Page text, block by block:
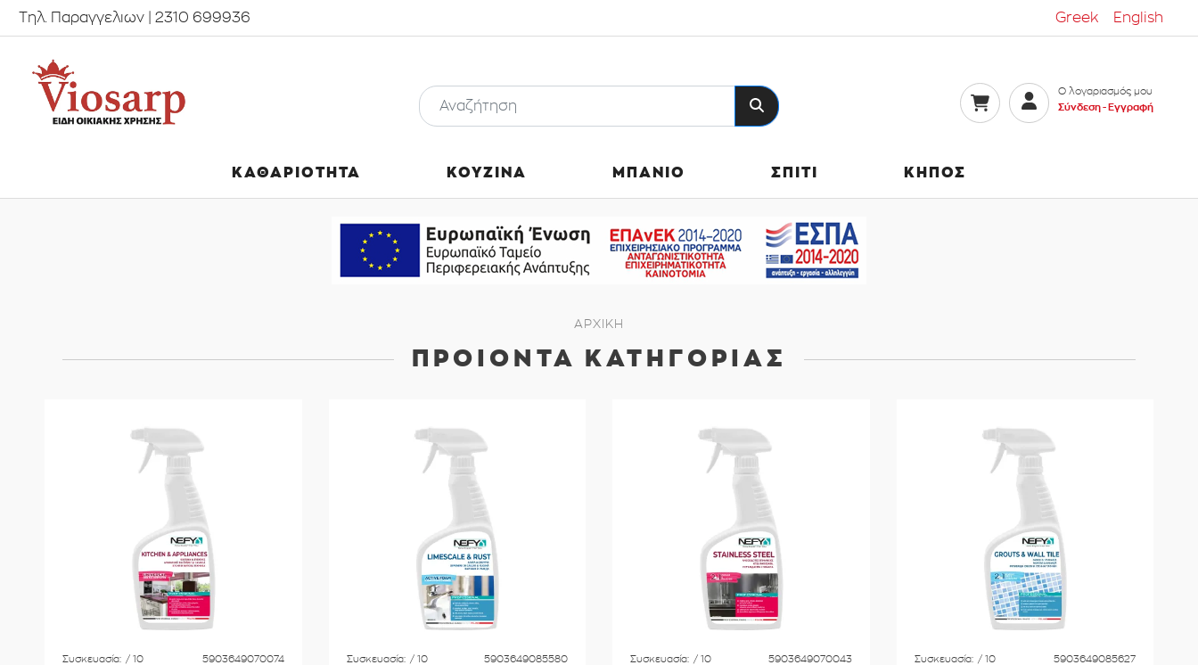
Τηλ. Παραγγελιων | 2310 699936 Greek English
Ο λογαριασμός μου
Σύνδεση - Εγγραφή
ΚΑΘΑΡΙΟΤΗΤΑ ΚΟΥΖΙΝΑ ΜΠΑΝΙΟ ΣΠΙΤΙ ΚΗΠΟΣ
ΑΡΧΙΚΗ
ΠΡΟΙΟΝΤΑ ΚΑΤΗΓΟΡΙΑΣ
Συσκευασία: / 10 5903649070074 Συσκευασία: / 10 5903649085580 Συσκευασία: / 10 5903649070043 Συσκευασία: / 10 5903649085627